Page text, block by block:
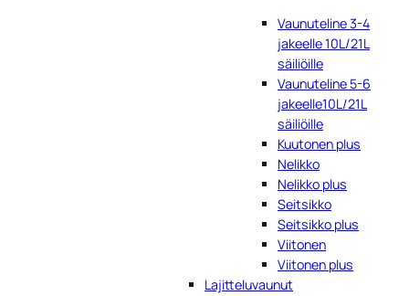
Vaunuteline 3-4
jakeelle 10L/21L
säiliöille
Vaunuteline 5-6
jakeelle10L/21L
säiliöille
Kuutonen plus
Nelikko
Nelikko plus
Seitsikko
Seitsikko plus
Viitonen
Viitonen plus
Lajitteluvaunut